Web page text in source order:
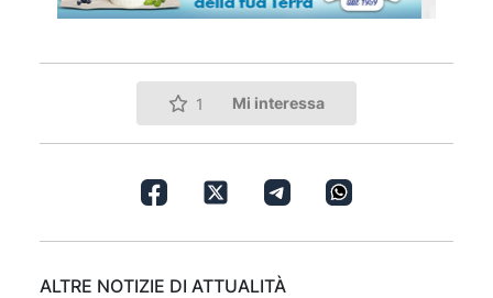
1 Mi interessa
ALTRE NOTIZIE DI ATTUALITÀ